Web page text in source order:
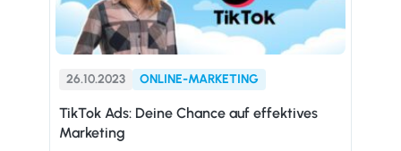
26.10.2023 ONLINE-MARKETING
TikTok Ads: Deine Chance auf effektives
Marketing